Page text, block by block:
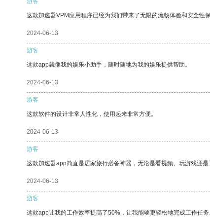
这款加速器VPM应用程序已经为我们带来了无限的流畅体验和安全性保
2024-06-13
游客
这款app就像我的娱乐小助手，随时随地为我的娱乐提供帮助。
2024-06-13
游客
这款软件的设计非常人性化，使用起来非常方便。
2024-06-13
游客
这款加速器app简直是居家旅行必备神器，无论是看视频、玩游戏还
2024-06-13
游客
这款app让我的工作效率提高了50%，让我能够更轻松地完成工作任